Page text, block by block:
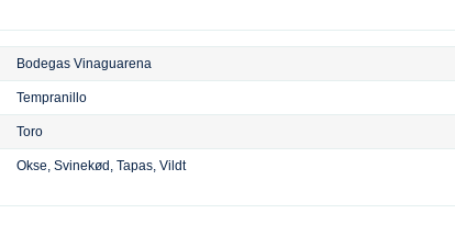
Bodegas Vinaguarena
Tempranillo
Toro
Okse,Svinekød,Tapas,Vildt